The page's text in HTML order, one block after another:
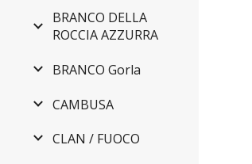
BRANCO DELLA
ROCCIA AZZURRA
BRANCO Gorla
CAMBUSA
CLAN / FUOCO